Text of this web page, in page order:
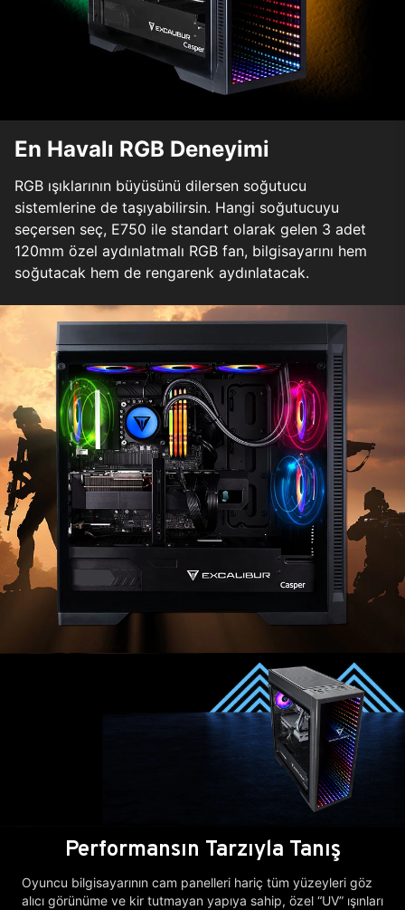
En Havalı RGB Deneyimi
RGB ışıklarının büyüsünü dilersen soğutucu
sistemlerine de taşıyabilirsin. Hangi soğutucuyu
seçersen seç, E750 ile standart olarak gelen 3 adet
120mm özel aydınlatmalı RGB fan, bilgisayarını hem
soğutacak hem de rengarenk aydınlatacak.
Performansın Tarzıyla Tanış
Oyuncu bilgisayarının cam panelleri hariç tüm yüzeyleri göz
alıcı görünüme ve kir tutmayan yapıya sahip, özel “UV” ışınları